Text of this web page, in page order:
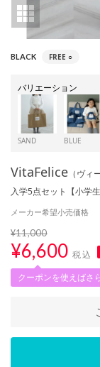
BLACK FREE ○
バリエーション
SAND BLUE
VitaFelice （ヴィ
入学5点セット【小学
メーカー希望小売価格
¥11,000
¥6,600 税込
クーポンを使えばさ